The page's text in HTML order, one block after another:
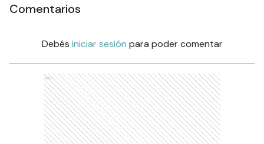
Comentarios
Debés iniciar sesión para poder comentar
Ads